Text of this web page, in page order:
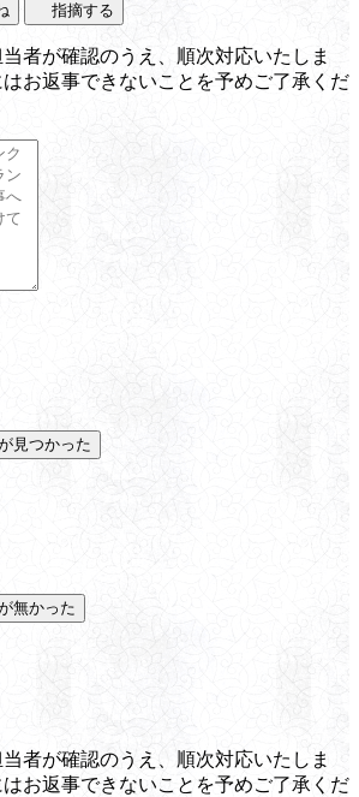
指摘する
者が確認のうえ、順次対応いたしま
お返事できないことを予めご了承くだ
見つかった
無かった
者が確認のうえ、順次対応いたしま
お返事できないことを予めご了承くだ